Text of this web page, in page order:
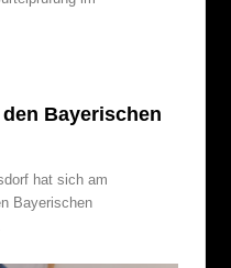
Bayerischen
hat sich am
Bayerischen